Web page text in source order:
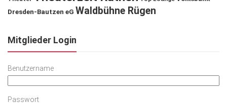
Dresden-Bautzen eG Waldbühne Rügen
Mitglieder Login
Benutzername
Passwort